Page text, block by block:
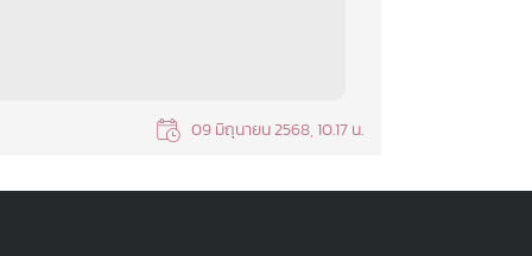
09 มิถุนายน 2568, 10.17 น.